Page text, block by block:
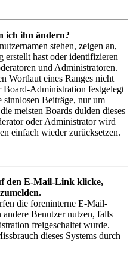
ich ihn ändern?
stehen, zeigen an,
erstellt hast oder identifizieren
und Administratoren.
Wortlaut eines Ranges nicht
Board-Administration festgelegt
Beiträge, nur um
meisten Boards dulden dieses
oder Administrator wird
einfach wieder zurücksetzen.
den E-Mail-Link klicke,
die foreninterne E-Mail-
Benutzer nutzen, falls
freigeschaltet wurde.
dieses Systems durch